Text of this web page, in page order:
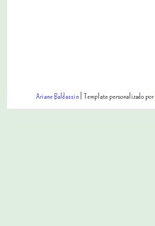
Ariane Baldassin| Template personalizado por